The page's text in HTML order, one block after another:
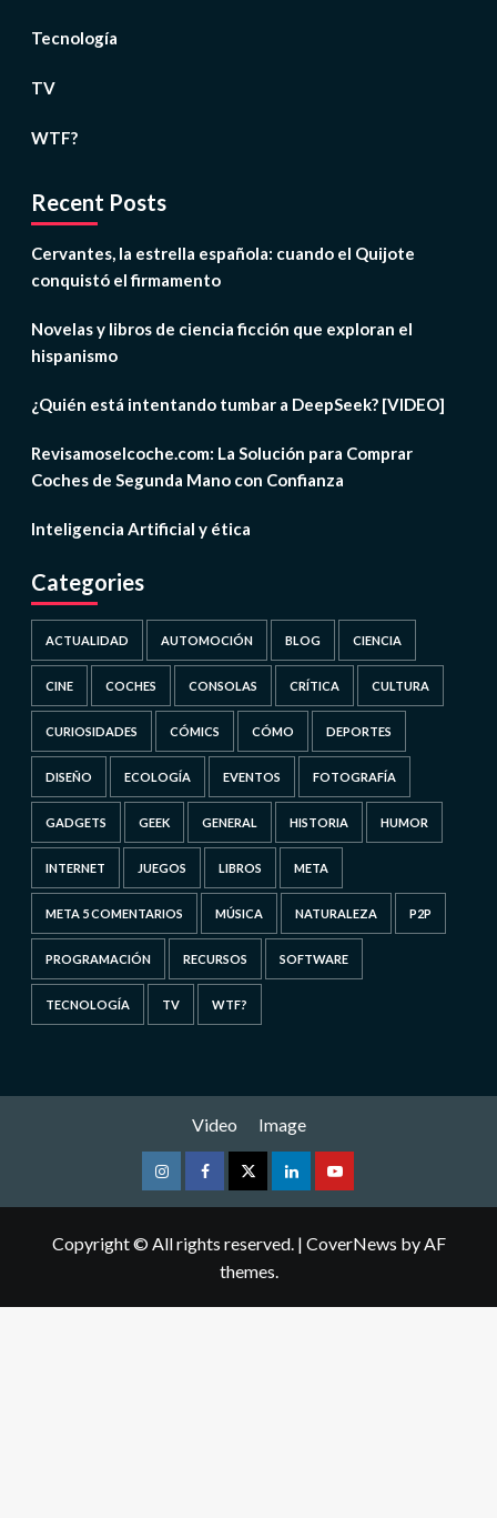
Tecnología
TV
WTF?
Recent Posts
Cervantes, la estrella española: cuando el Quijote
conquistó el firmamento
Novelas y libros de ciencia ficción que exploran el
hispanismo
¿Quién está intentando tumbar a DeepSeek? [VIDEO]
Revisamoselcoche.com: La Solución para Comprar
Coches de Segunda Mano con Confianza
Inteligencia Artificial y ética
Categories
ACTUALIDAD AUTOMOCIÓN BLOG CIENCIA
CINE COCHES CONSOLAS CRÍTICA CULTURA
CURIOSIDADES CÓMICS CÓMO DEPORTES
DISEÑO ECOLOGÍA EVENTOS FOTOGRAFÍA
GADGETS GEEK GENERAL HISTORIA HUMOR
INTERNET JUEGOS LIBROS META
META 5 COMENTARIOS MÚSICA NATURALEZA P2P
PROGRAMACIÓN RECURSOS SOFTWARE
TECNOLOGÍA TV WTF?
Video Image
InstagramFacebookTwitterLinkedinYoutube
Copyright © All rights reserved. | CoverNews by AF
themes.